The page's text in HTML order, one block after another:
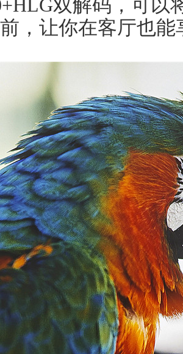
双解码，可以
，让你在客厅也能